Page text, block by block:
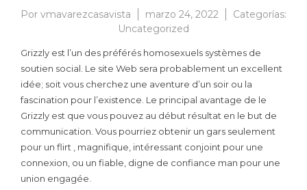
Por vmavarezcasavista marzo 24, 2022
Categorías:
Uncategorized
Grizzly est l’un des préférés homosexuels systèmes de
soutien social. Le site Web sera probablement un excellent
idée; soit vous cherchez une aventure d’un soir ou la
fascination pour l’existence. Le principal avantage de le
Grizzly est que vous pouvez au début résultat en le but de
communication. Vous pourriez obtenir un gars seulement
pour un flirt , magnifique, intéressant conjoint pour une
connexion, ou un fiable, digne de confiance man pour une
union engagée.